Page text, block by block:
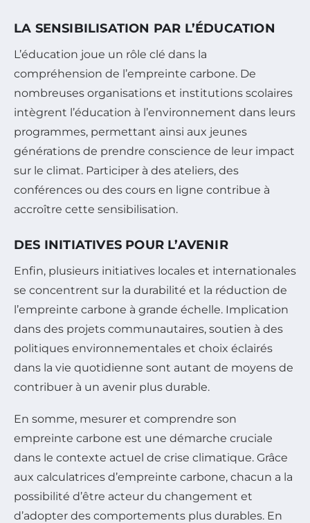
LA SENSIBILISATION PAR L’ÉDUCATION
L’éducation joue un rôle clé dans la
compréhension de l’empreinte carbone. De
nombreuses organisations et institutions scolaires
intègrent l’éducation à l’environnement dans leurs
programmes, permettant ainsi aux jeunes
générations de prendre conscience de leur impact
sur le climat. Participer à des ateliers, des
conférences ou des cours en ligne contribue à
accroître cette sensibilisation.
DES INITIATIVES POUR L’AVENIR
Enfin, plusieurs initiatives locales et internationales
se concentrent sur la durabilité et la réduction de
l’empreinte carbone à grande échelle. Implication
dans des projets communautaires, soutien à des
politiques environnementales et choix éclairés
dans la vie quotidienne sont autant de moyens de
contribuer à un avenir plus durable.
En somme, mesurer et comprendre son
empreinte carbone est une démarche cruciale
dans le contexte actuel de crise climatique. Grâce
aux calculatrices d’empreinte carbone, chacun a la
possibilité d’être acteur du changement et
d’adopter des comportements plus durables. En